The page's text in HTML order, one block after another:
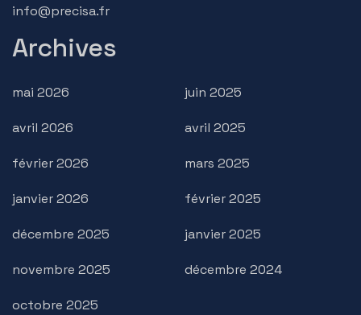
info@precisa.fr
Archives
mai 2026
avril 2026
février 2026
janvier 2026
décembre 2025
novembre 2025
octobre 2025
juin 2025
avril 2025
mars 2025
février 2025
janvier 2025
décembre 2024